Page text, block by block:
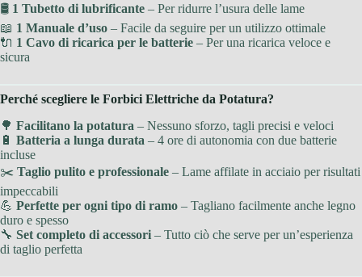
🛢 1 Tubetto di lubrificante – Per ridurre l’usura delle lame
📖 1 Manuale d’uso – Facile da seguire per un utilizzo ottimale
🔌 1 Cavo di ricarica per le batterie – Per una ricarica veloce e
sicura
Perché scegliere le Forbici Elettriche da Potatura?
🌳 Facilitano la potatura – Nessuno sforzo, tagli precisi e veloci
🔋 Batteria a lunga durata – 4 ore di autonomia con due batterie
incluse
✂️ Taglio pulito e professionale – Lame affilate in acciaio per risultati
impeccabili
💪 Perfette per ogni tipo di ramo – Tagliano facilmente anche legno
duro e spesso
🔧 Set completo di accessori – Tutto ciò che serve per un’esperienza
di taglio perfetta